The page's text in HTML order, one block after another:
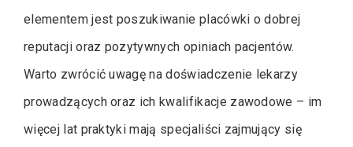
elementem jest poszukiwanie placówki o dobrej
reputacji oraz pozytywnych opiniach pacjentów.
Warto zwrócić uwagę na doświadczenie lekarzy
prowadzących oraz ich kwalifikacje zawodowe – im
więcej lat praktyki mają specjaliści zajmujący się